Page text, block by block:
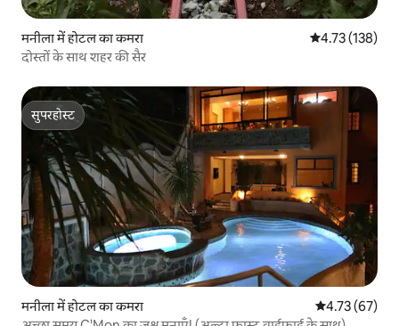
मनीला में होटल का कमरा औसत रेटिंग 5 में से
4.73 (138)
दोस्तों के साथ शहर की सैर
सुपरहोस्ट
सुपरहोस्ट
मनीला में होटल का कमरा औसत रेटिंग 5 में
4.73 (67)